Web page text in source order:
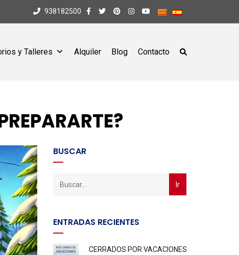
938182500
y Talleres Alquiler Blog Contacto
BUSCAR
ENTRADAS RECIENTES
CERRADOS POR VACACIONES